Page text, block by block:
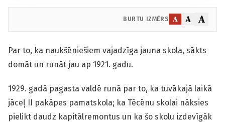
BURTU IZMĒRS A A A
Par to, ka naukšēniešiem vajadzīga jauna skola, sākts
domāt un runāt jau ap 1921. gadu.
1929. gadā pagasta valdē runā par to, ka tuvākajā laikā
jāceļ II pakāpes pamatskola; ka Tēcēnu skolai nāksies
pielikt daudz kapitālremontus un ka šo skolu izdevīgāk